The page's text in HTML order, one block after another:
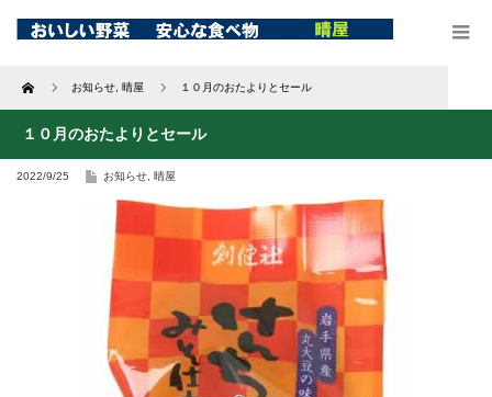
Home お知らせ 晴屋 １０月のおたよりとセール
１０月のおたよりとセール
2022/9/25 お知らせ 晴屋